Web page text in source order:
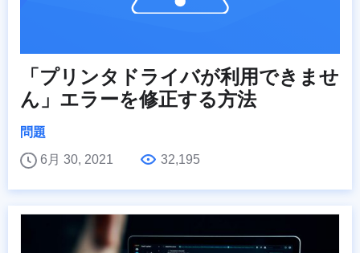
「プリンタドライバが利用できませ
ん」エラーを修正する方法
問題
6月 30, 2021
32,195